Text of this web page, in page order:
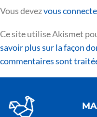
Vous devezvous
Ce site utilise Akismet
savoir plus sur la façon
commentaires sont